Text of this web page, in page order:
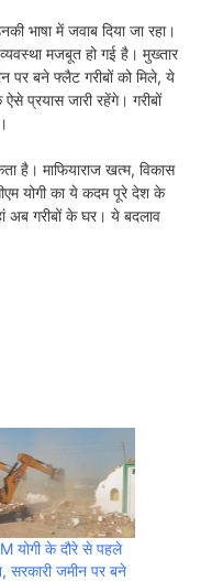
भाषा में जवाब दिया जा रहा।
मजबूत हो गई है। मुख्तार
पर बने फ्लैट गरीबों को मिले, ये
प्रयास जारी रहेंगे। गरीबों
है। माफियाराज खत्म, विकास
योगी का ये कदम पूरे देश के
अब गरीबों के घर। ये बदलाव
योगी के दौरे से पहले
सरकारी जमीन पर बने